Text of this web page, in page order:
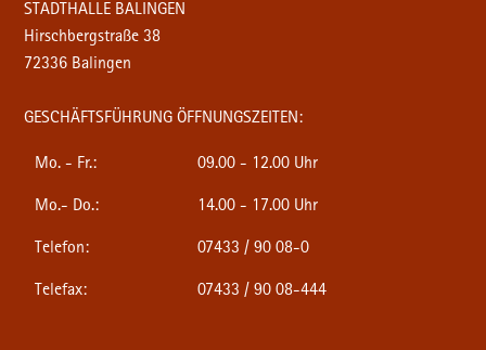
STADTHALLE BALINGEN
Hirschbergstraße 38
72336 Balingen
GESCHÄFTSFÜHRUNG ÖFFNUNGSZEITEN:
Mo. - Fr.: 09.00 - 12.00 Uhr
Mo.- Do.: 14.00 - 17.00 Uhr
Telefon: 07433 / 90 08-0
Telefax: 07433 / 90 08-444